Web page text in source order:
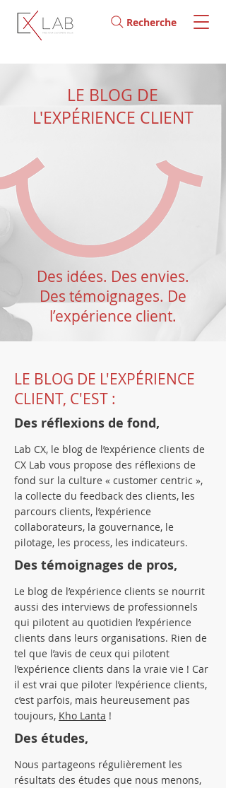
Recherche
LE BLOG DE
L'EXPÉRIENCE CLIENT
Des idées. Des envies.
Des témoignages. De
l’expérience client.
LE BLOG DE L'EXPÉRIENCE
CLIENT, C'EST :
Des réflexions de fond,
Lab CX, le blog de l’expérience clients de
CX Lab vous propose des réflexions de
fond sur la culture « customer centric »,
la collecte du feedback des clients, les
parcours clients, l’expérience
collaborateurs, la gouvernance, le
pilotage, les process, les indicateurs.
Des témoignages de pros,
Le blog de l’expérience clients se nourrit
aussi des interviews de professionnels
qui pilotent au quotidien l’expérience
clients dans leurs organisations. Rien de
tel que l’avis de ceux qui pilotent
l’expérience clients dans la vraie vie ! Car
il est vrai que piloter l’expérience clients,
c’est parfois, mais heureusement pas
toujours, Kho Lanta !
Des études,
Nous partageons régulièrement les
résultats des études que nous menons,